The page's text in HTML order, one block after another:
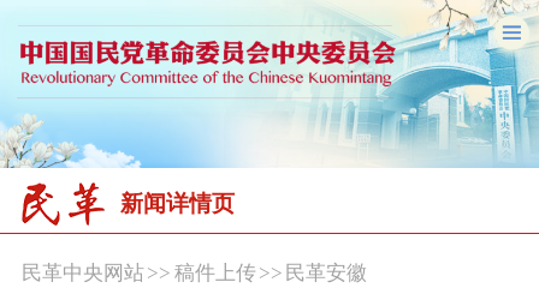
新闻详情页
民革中央网站>> 稿件上传 >> 民革安徽